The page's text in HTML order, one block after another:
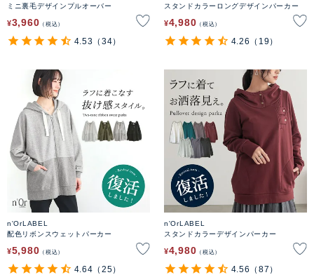
ミニ裏毛デザインプルオーバー
¥3,960 税込
4.53 （34）
スタンドカラーロングデザインパーカー
¥4,980 税込
4.26 （19）
n'OrLABEL
配色リボンスウェットパーカー
¥5,980 税込
4.64 （25）
n'OrLABEL
スタンドカラーデザインパーカー
¥4,980 税込
4.56 （87）